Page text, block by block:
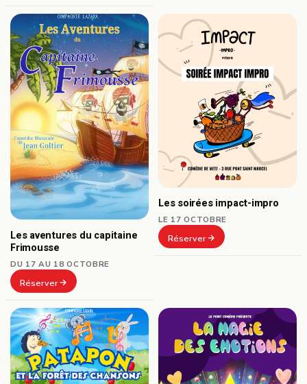
Les aventures du capitaine
Frimousse
DU 17 AU 18 OCTOBRE
Réserver
Les soirées impact-impro
LE 17 OCTOBRE
Réserver